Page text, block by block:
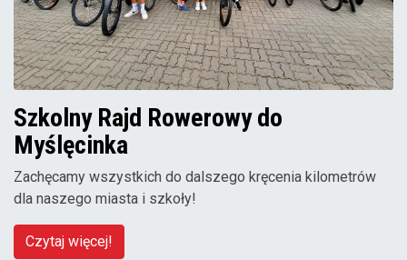
Szkolny Rajd Rowerowy do
Myślęcinka
Zachęcamy wszystkich do dalszego kręcenia kilometrów
dla naszego miasta i szkoły!
Czytaj więcej!